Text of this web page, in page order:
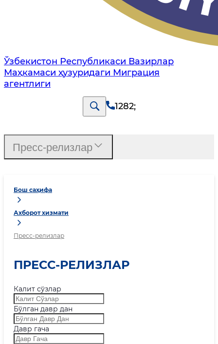
Ўзбекистон Республикаси Вазирлар
Маҳкамаси ҳузуридаги Миграция
агентлиги
1282;
Бош саҳифа
Ахборот хизмати
Пресс-релизлар
ПРЕСС-РЕЛИЗЛАР
Калит сўзлар
Бўлган давр дан
Давр гача
Пресс-релизлар